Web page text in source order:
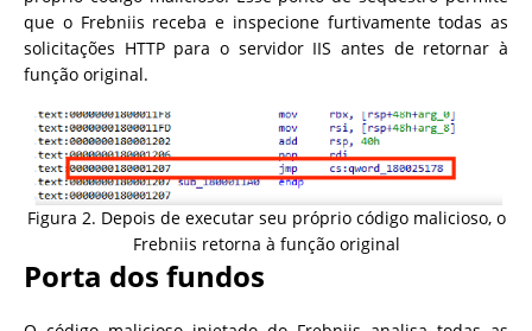
que o Frebniis receba e inspecione furtivamente todas as
solicitações HTTP para o servidor IIS antes de retornar à
função original.
Figura 2. Depois de executar seu próprio código malicioso, o
Frebniis retorna à função original
Porta dos fundos